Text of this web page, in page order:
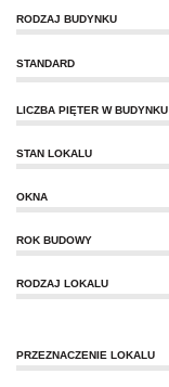
RODZAJ BUDYNKU
STANDARD
LICZBA PIĘTER W BUDYNKU
STAN LOKALU
OKNA
ROK BUDOWY
RODZAJ LOKALU
PRZEZNACZENIE LOKALU